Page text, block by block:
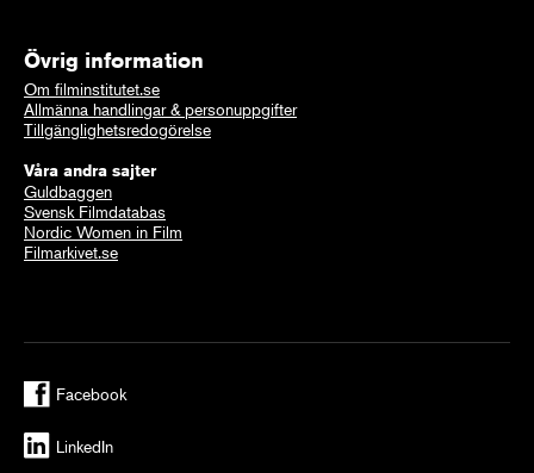
Övrig information
Om filminstitutet.se
Allmänna handlingar & personuppgifter
Tillgänglighetsredogörelse
Våra andra sajter
Guldbaggen
Svensk Filmdatabas
Nordic Women in Film
Filmarkivet.se
Facebook
LinkedIn